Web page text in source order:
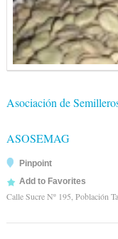
Asociación de
ASOSEMAG
Pinpoint
Add to Favorites
Calle Sucre Nº 195, Población